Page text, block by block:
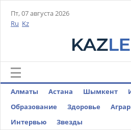
Пт, 07 августа 2026
Ru Kz
Алматы Астана Шымкент
Образование
Здоровье
Интервью
Звезды